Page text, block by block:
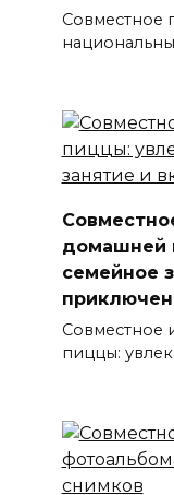
Совместное
домашней
семейное
Совместное
пиццы: